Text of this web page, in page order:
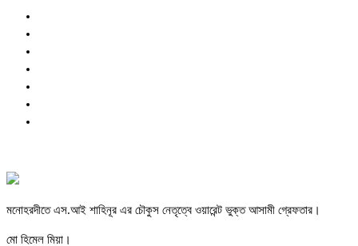
মনোহরদীতে এস.আই শাহিনূর এর চৌকুস নেতৃত্বে ওয়ারেন্ট ভুক্ত আসামী গ্রেফতার।
মো হিমেল মিয়া।